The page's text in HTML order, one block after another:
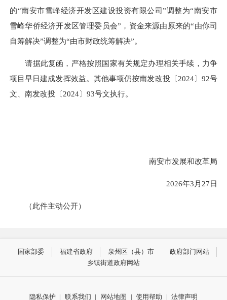
的“南安市雪峰经济开发区建设投资有限公司”调整为“南安市
雪峰华侨经济开发区管理委员会”，资金来源由原来的“由你司
自筹解决”调整为“由市财政统筹解决”。
请据此复函，严格按照国家有关规定办理相关手续，力争
项目早日建成发挥效益。其他事项仍按南发改投〔2024〕92号
文、南发改投〔2024〕93号文执行。
南安市发展和改革局
2026年3月27日
（此件主动公开）
国家部委 福建省政府 泉州区（县）市
政府部门网站
乡镇街道政府网站
隐私保护 | 联系我们 | 网站地图 | 使用帮助 | 法律声明